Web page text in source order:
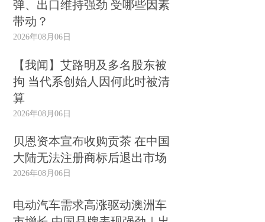
弹、出口维持强劲 受哪些因素
带动？
2026年08月06日
【我闻】艾路明及多名股东被
拘 当代系创始人因何此时被清
算
2026年08月06日
贝恩资本宣布收购贡茶 在中国
大陆无法注册商标后退出市场
2026年08月06日
电动汽车需求高涨驱动澳洲车